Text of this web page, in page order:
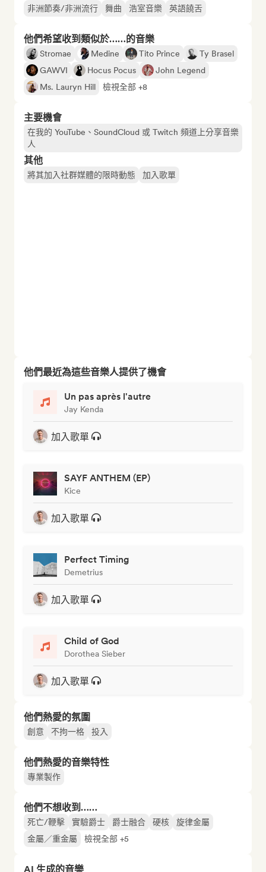
非洲節奏/非洲流行 舞曲 浩室音樂 英語饒舌
他們希望收到類似於……的音樂
Stromae Medine Tito Prince
Ty Brasel
GAWVI
Hocus Pocus
John Legend
Ms. Lauryn Hill
檢視全部 +8
主要機會
在我的 YouTube、SoundCloud 或 Twitch 頻道上分享音樂
人
其他
將其加入社群媒體的限時動態 加入歌單
他們最近為這些音樂人提供了機會
Un pas après l'autre
Jay Kenda
加入歌單
SAYF ANTHEM (EP)
Kice
加入歌單
Perfect Timing
Demetrius
加入歌單
Child of God
Dorothea Sieber
加入歌單
他們熱愛的氛圍
創意 不拘一格 投入
他們熱愛的音樂特性
專業製作
他們不想收到……
死亡/鞭擊 實驗爵士 爵士融合 硬核
旋律金屬
金屬／重金屬
檢視全部 +5
AI 生成的音樂